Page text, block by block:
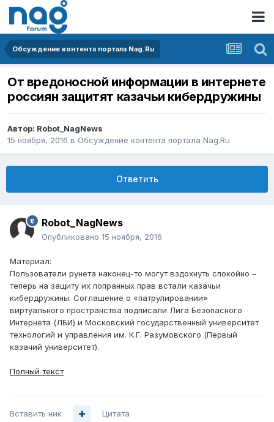
Обсуждение контента портала Nag.Ru
От вредоносной информации в интернете
россиян защитят казачьи кибердружины
Автор: Robot_NagNews
15 ноября, 2016 в Обсуждение контента портала Nag.Ru
Ответить
Robot_NagNews
Опубликовано 15 ноября, 2016
Материал:
Пользователи рунета наконец-то могут вздохнуть спокойно –
теперь на защиту их попранных прав встали казачьи
кибердружины. Соглашение о «патрулировании»
виртуального пространства подписали Лига Безопасного
Интернета (ЛБИ) и Московский государственный университет
технологий и управления им. К.Г. Разумовского (Первый
казачий университет).
Полный текст
Вставить ник Цитата